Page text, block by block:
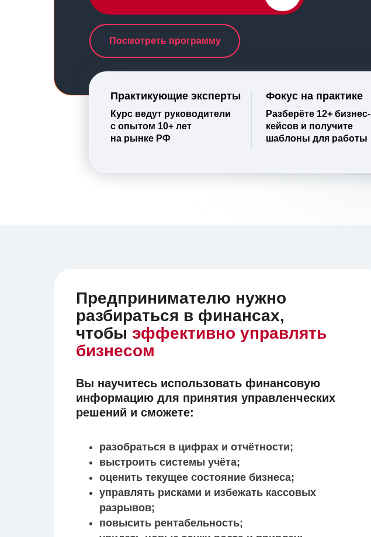
Посмотреть программу
Фокус на практике
Практикующие эксперты
Разберёте 12+ бизнес-
кейсов и получите
шаблоны для работы
Курс ведут руководители
с опытом 10+ лет
на рынке РФ
Предпринимателю нужно
разбираться в финансах,
чтобы эффективно управлять
бизнесом
Вы научитесь использовать финансовую
информацию для принятия управленческих
решений и сможете:
разобраться в цифрах и отчётности;
выстроить системы учёта;
оценить текущее состояние бизнеса;
управлять рисками и избежать кассовых
разрывов;
повысить рентабельность;